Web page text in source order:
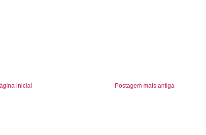
Postagem mais antiga
inicial